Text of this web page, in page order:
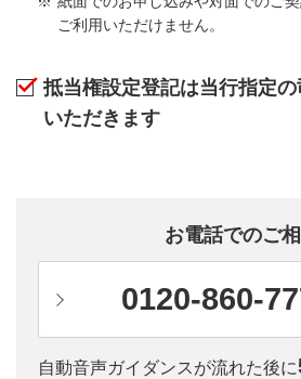
ご利用いただけません。
抵当権設定登記は当行指定
いただきます
お電話でのご
0120-860-
自動音声ガイダンスが流れた後に